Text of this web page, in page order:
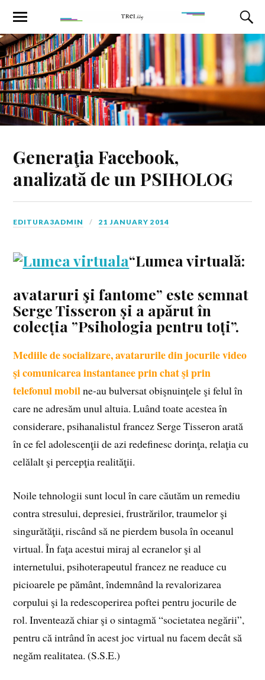
Generaţia Facebook,
analizată de un PSIHOLOG
EDITURA3ADMIN 21 JANUARY 2014
“Lumea virtuală:
avataruri şi fantome” este semnat
Serge Tisseron și a apărut în
colecția ”Psihologia pentru toți”.
Mediile de socializare, avatarurile din jocurile video
şi comunicarea instantanee prin chat şi prin
telefonul mobilne-au bulversat obişnuinţele şi felul în
care ne adresăm unul altuia. Luând toate acestea în
considerare, psihanalistul francez Serge Tisseron arată
în ce fel adolescenţii de azi redefinesc dorinţa, relaţia cu
celălalt şi percepţia realităţii.
Noile tehnologii sunt locul în care căutăm un remediu
contra stresului, depresiei, frustrărilor, traumelor şi
singurătăţii, riscând să ne pierdem busola în oceanul
virtual. În faţa acestui miraj al ecranelor şi al
internetului, psihoterapeutul francez ne readuce cu
picioarele pe pământ, îndemnând la revalorizarea
corpului şi la redescoperirea poftei pentru jocurile de
rol. Inventează chiar şi o sintagmă “societatea negării”,
pentru că intrând în acest joc virtual nu facem decât să
negăm realitatea. (S.S.E.)